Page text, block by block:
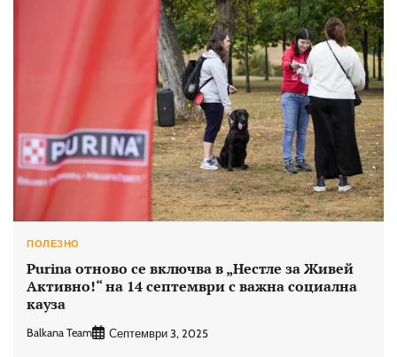
ПОЛЕЗНО
Purina отново се включва в „Нестле за Живей
Активно!“ на 14 септември с важна социална
кауза
Balkana Team Септември 3, 2025